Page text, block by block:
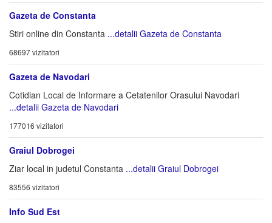
Gazeta de Constanta
Stiri online din Constanta ...detalii Gazeta de Constanta
68697 vizitatori
Gazeta de Navodari
Cotidian Local de Informare a Cetatenilor Orasului Navodari
...detalii Gazeta de Navodari
177016 vizitatori
Graiul Dobrogei
Ziar local in judetul Constanta ...detalii Graiul Dobrogei
83556 vizitatori
Info Sud Est